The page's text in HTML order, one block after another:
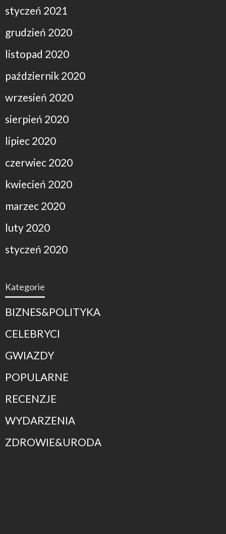
styczeń 2021
grudzień 2020
listopad 2020
październik 2020
wrzesień 2020
sierpień 2020
lipiec 2020
czerwiec 2020
kwiecień 2020
marzec 2020
luty 2020
styczeń 2020
Kategorie
BIZNES&POLITYKA
CELEBRYCI
GWIAZDY
POPULARNE
RECENZJE
WYDARZENIA
ZDROWIE&URODA